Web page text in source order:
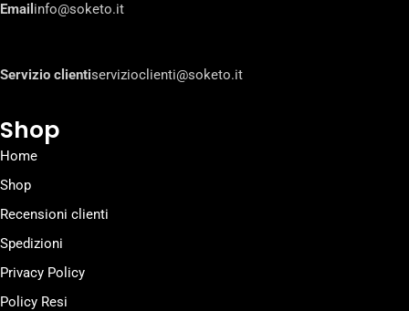
Email info@soketo.it
Servizio clientiservizioclienti@soketo.it
Shop
Home
Shop
Recensioni clienti
Spedizioni
Privacy Policy
Policy Resi